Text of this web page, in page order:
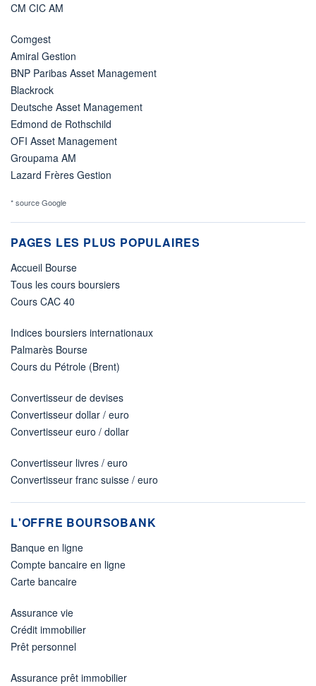
CM CIC AM
Comgest
Amiral Gestion
BNP Paribas Asset Management
Blackrock
Deutsche Asset Management
Edmond de Rothschild
OFI Asset Management
Groupama AM
Lazard Frères Gestion
* source Google
PAGES LES PLUS POPULAIRES
Accueil Bourse
Tous les cours boursiers
Cours CAC 40
Indices boursiers internationaux
Palmarès Bourse
Cours du Pétrole (Brent)
Convertisseur de devises
Convertisseur dollar / euro
Convertisseur euro / dollar
Convertisseur livres / euro
Convertisseur franc suisse / euro
L'OFFRE BOURSOBANK
Banque en ligne
Compte bancaire en ligne
Carte bancaire
Assurance vie
Crédit immobilier
Prêt personnel
Assurance prêt immobilier